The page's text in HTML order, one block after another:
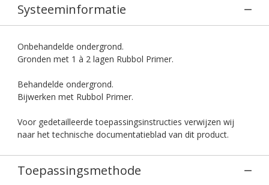
Systeeminformatie
Onbehandelde ondergrond.
Gronden met 1 à 2 lagen Rubbol Primer.
Behandelde ondergrond.
Bijwerken met Rubbol Primer.
Voor gedetailleerde toepassingsinstructies verwijzen wij
naar het technische documentatieblad van dit product.
Toepassingsmethode